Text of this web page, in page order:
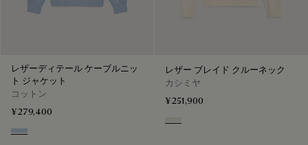
レザーディテール ケーブルニッ
ト ジャケット
コットン
¥279,400
Periwinkle Blue
レザー ブレイド クルーネック
カシミヤ
¥251,900
Off White